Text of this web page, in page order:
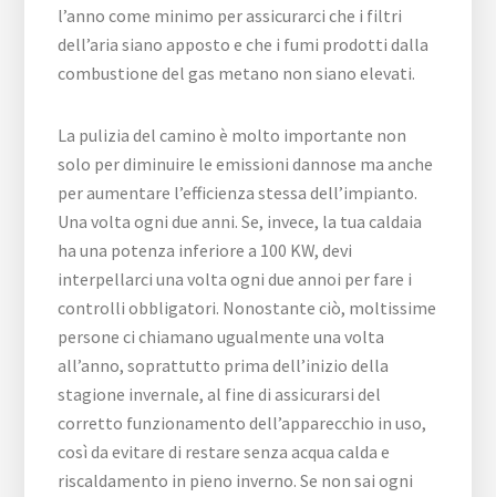
l’anno come minimo per assicurarci che i filtri
dell’aria siano apposto e che i fumi prodotti dalla
combustione del gas metano non siano elevati.
La pulizia del camino è molto importante non
solo per diminuire le emissioni dannose ma anche
per aumentare l’efficienza stessa dell’impianto.
Una volta ogni due anni. Se, invece, la tua caldaia
ha una potenza inferiore a 100 KW, devi
interpellarci una volta ogni due annoi per fare i
controlli obbligatori. Nonostante ciò, moltissime
persone ci chiamano ugualmente una volta
all’anno, soprattutto prima dell’inizio della
stagione invernale, al fine di assicurarsi del
corretto funzionamento dell’apparecchio in uso,
così da evitare di restare senza acqua calda e
riscaldamento in pieno inverno. Se non sai ogni